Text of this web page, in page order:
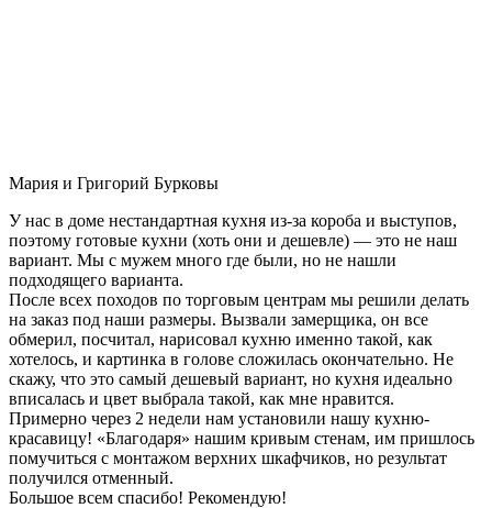
Мария и Григорий Бурковы
У нас в доме нестандартная кухня из-за короба и выступов,
поэтому готовые кухни (хоть они и дешевле) — это не наш
вариант. Мы с мужем много где были, но не нашли
подходящего варианта.
После всех походов по торговым центрам мы решили делать
на заказ под наши размеры. Вызвали замерщика, он все
обмерил, посчитал, нарисовал кухню именно такой, как
хотелось, и картинка в голове сложилась окончательно. Не
скажу, что это самый дешевый вариант, но кухня идеально
вписалась и цвет выбрала такой, как мне нравится.
Примерно через 2 недели нам установили нашу кухню-
красавицу! «Благодаря» нашим кривым стенам, им пришлось
помучиться с монтажом верхних шкафчиков, но результат
получился отменный.
Большое всем спасибо! Рекомендую!